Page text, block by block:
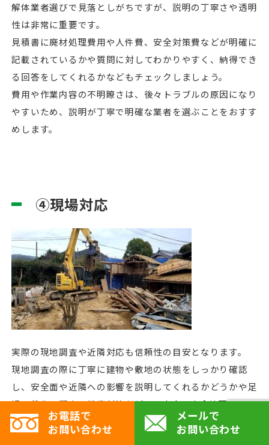
解体業者選びで見落としがちですが、説明の丁寧さや透明
性は非常に重要です。
見積書に廃材処理費用や人件費、安全対策費などが明確に
記載されているかや質問に対してわかりやすく、納得でき
る回答をしてくれるかなどもチェックしましょう。
費用や作業内容の不明瞭さは、後々トラブルの原因になり
やすいため、説明が丁寧で明確な業者を選ぶことをおすす
めします。
④現場対応
実際の現地調査や近隣対応も信頼性の目安となります。
現地調査の際に丁寧に建物や敷地の状態をしっかり確認
し、安全面や近隣への影響を説明してくれるかどうかや足
場や養生、騒音・粉塵対策など、工事中の安全管理につい
て具体的に説明してくれたり最適な提案をしてくれるかど
お電話で
お問い合わせ
メールで
お問い合わせ